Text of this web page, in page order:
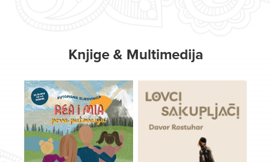
Knjige & Multimedija